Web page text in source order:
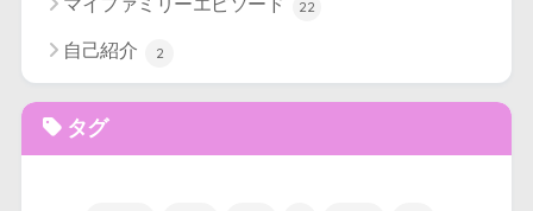
マイファミリーエピソード 22
自己紹介 2
タグ